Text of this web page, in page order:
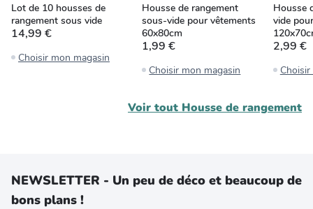
Lot de 10 housses de
rangement sous vide
14,99 €
Choisir mon magasin
Housse de rangement
sous-vide pour vêtements
60x80cm
1,99 €
Choisir mon magasin
Housse
vide
2,99 €
Voir tout Housse de rangement
NEWSLETTER - Un peu de déco et beaucoup de
bons plans !